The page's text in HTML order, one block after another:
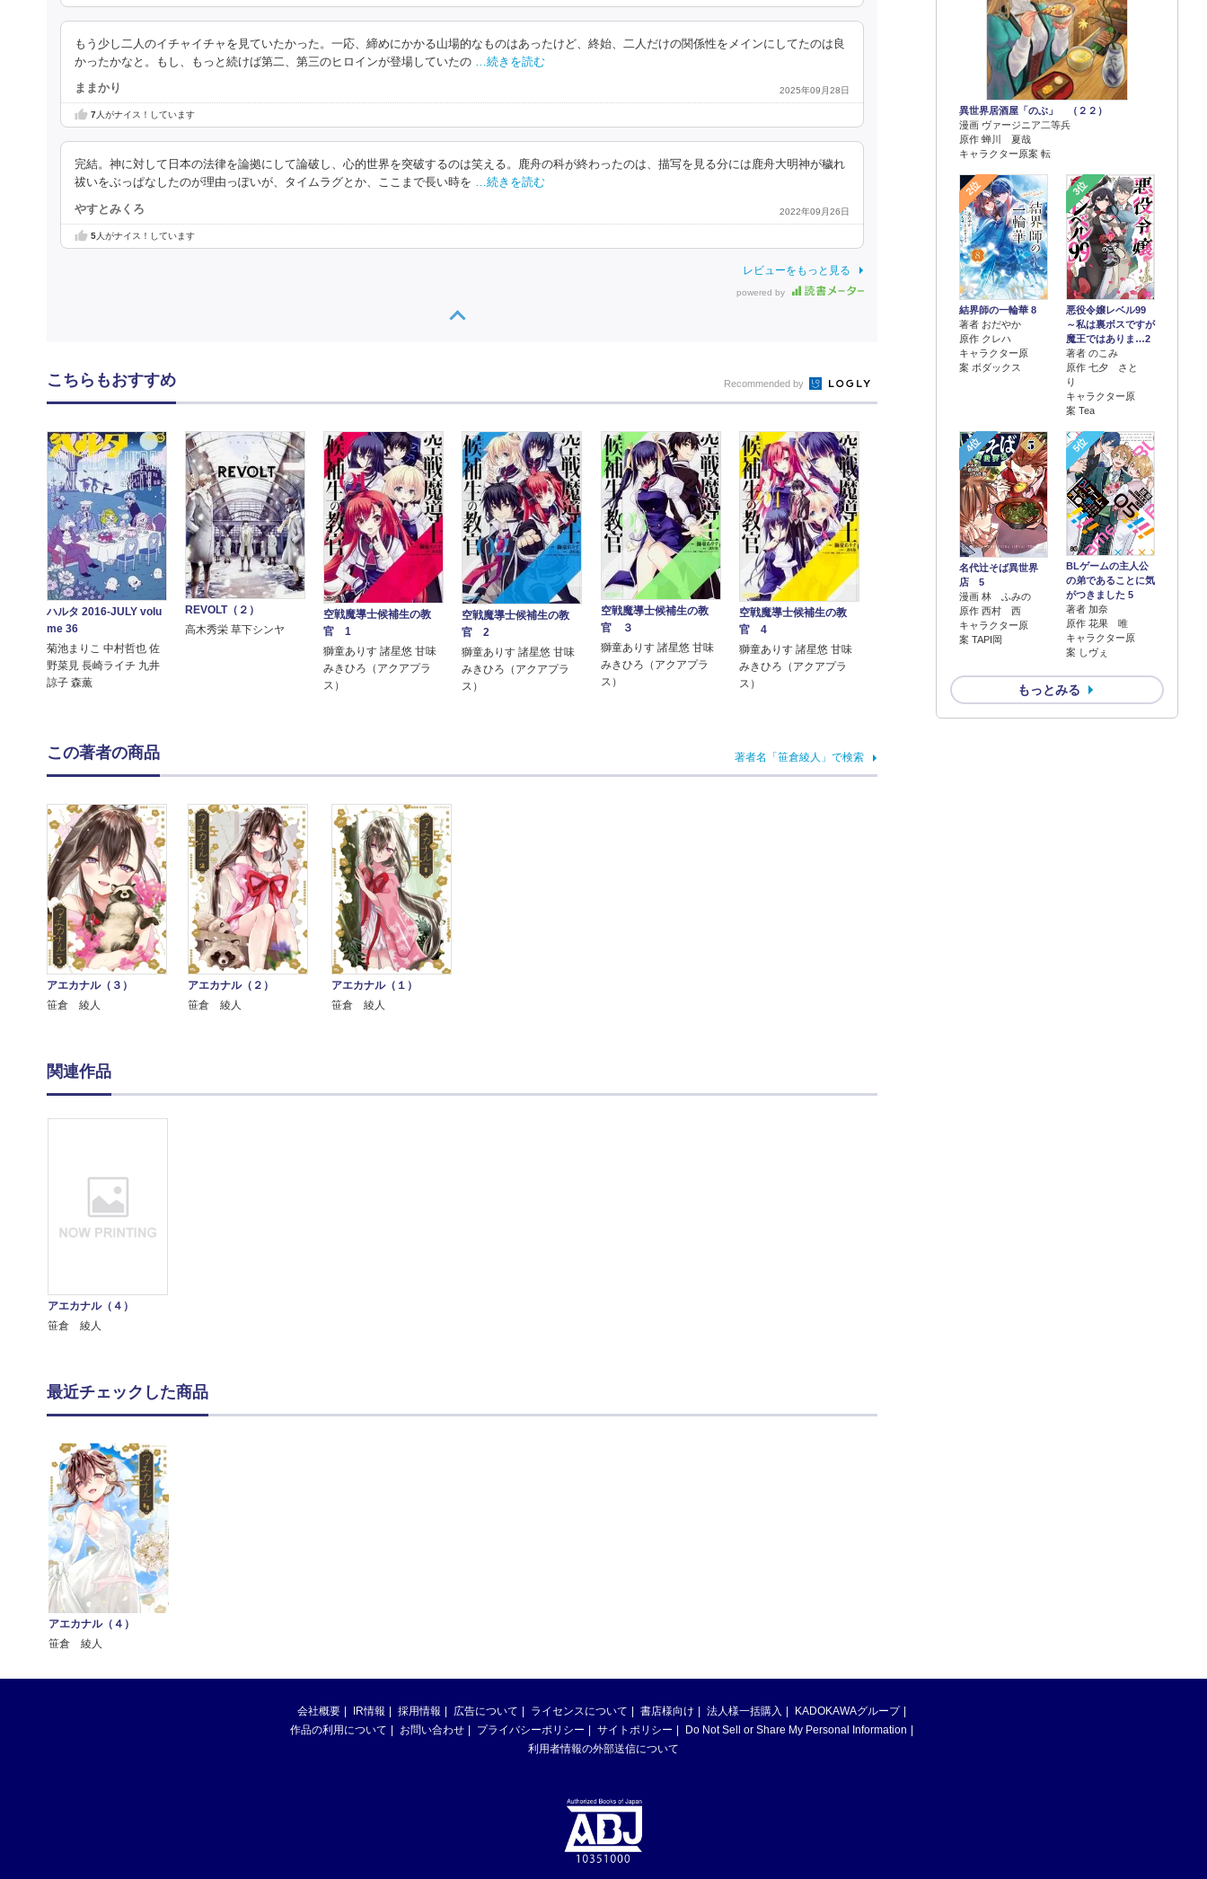
もう少し二人のイチャイチャを見ていたかった。一応、締めにかかる山場的なものはあったけど、終始、二人だけの関係性をメインにしてたのは良
かったかなと。もし、もっと続けば第二、第三のヒロインが登場していたの
…続きを読む
ままかり 2025年09月28日
7人がナイス！しています
完結。神に対して日本の法律を論拠にして論破し、心的世界を突破するのは笑える。鹿舟の科が終わったのは、描写を見る分には鹿舟大明神が穢れ
祓いをぶっぱなしたのが理由っぽいが、タイムラグとか、ここまで長い時を …続きを読む
やすとみくろ 2022年09月26日
5人がナイス！しています
レビューをもっと見る
powered by
異世界居酒屋「のぶ」 （２２）
漫画 ヴァージニア二等兵
原作 蝉川 夏哉
キャラクター原案 転
2位
結界師の一輪華 8
著者 おだやか
原作 クレハ
キャラクター原
案 ボダックス
3位
悪役令嬢レベル99
～私は裏ボスですが
魔王ではありま…2
著者 のこみ
原作 七夕 さと
り
キャラクター原
案 Tea
4位
名代辻そば異世界
店 5
漫画 林 ふみの
原作 西村 西
キャラクター原
案 TAPI岡
5位
BLゲームの主人公
の弟であることに気
がつきました 5
著者 加奈
原作 花果 唯
キャラクター原
案 しヴぇ
もっとみる
こちらもおすすめ Recommended by
ハルタ 2016-JULY volu
me 36
菊池まりこ 中村哲也 佐
野菜見 長崎ライチ 九井
諒子 森薫
REVOLT（２）
高木秀栄 草下シンヤ
空戦魔導士候補生の教
官 1
獅童ありす 諸星悠 甘味
みきひろ（アクアプラ
ス）
空戦魔導士候補生の教
官 2
獅童ありす 諸星悠 甘味
みきひろ（アクアプラ
ス）
空戦魔導士候補生の教
官 ３
獅童ありす 諸星悠 甘味
みきひろ（アクアプラ
ス）
空戦魔導士候補生の教
官 4
獅童ありす 諸星悠 甘味
みきひろ（アクアプラ
ス）
この著者の商品 著者名「笹倉綾人」で検索
アエカナル（３）
笹倉 綾人
アエカナル（２）
笹倉 綾人
アエカナル（１）
笹倉 綾人
関連作品
アエカナル（４）
笹倉 綾人
最近チェックした商品
アエカナル（４）
笹倉 綾人
会社概要 IR情報 採用情報 広告について ライセンスについて 書店様向け 法人様一括購入
KADOKAWAグループ
作品の利用について
お問い合わせ プライバシーポリシー サイトポリシー
Do Not Sell or Share My Personal Information
利用者情報の外部送信について